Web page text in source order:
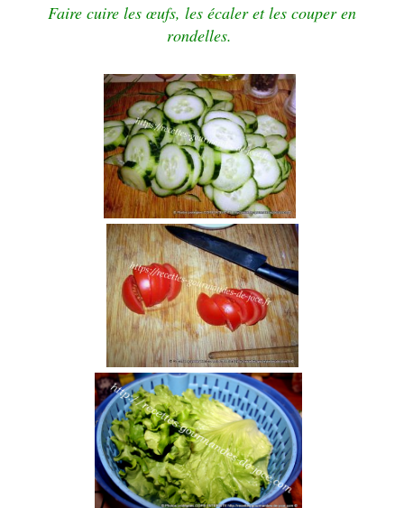
Faire cuire les œufs, les écaler et les couper en
rondelles.